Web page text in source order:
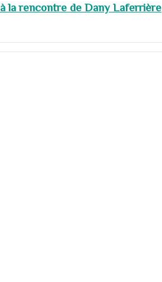
la rencontre de Dany Laferrière